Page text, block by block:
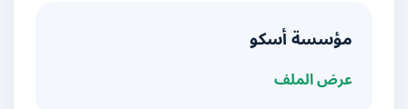
مؤسسة أسكو
عرض الملف